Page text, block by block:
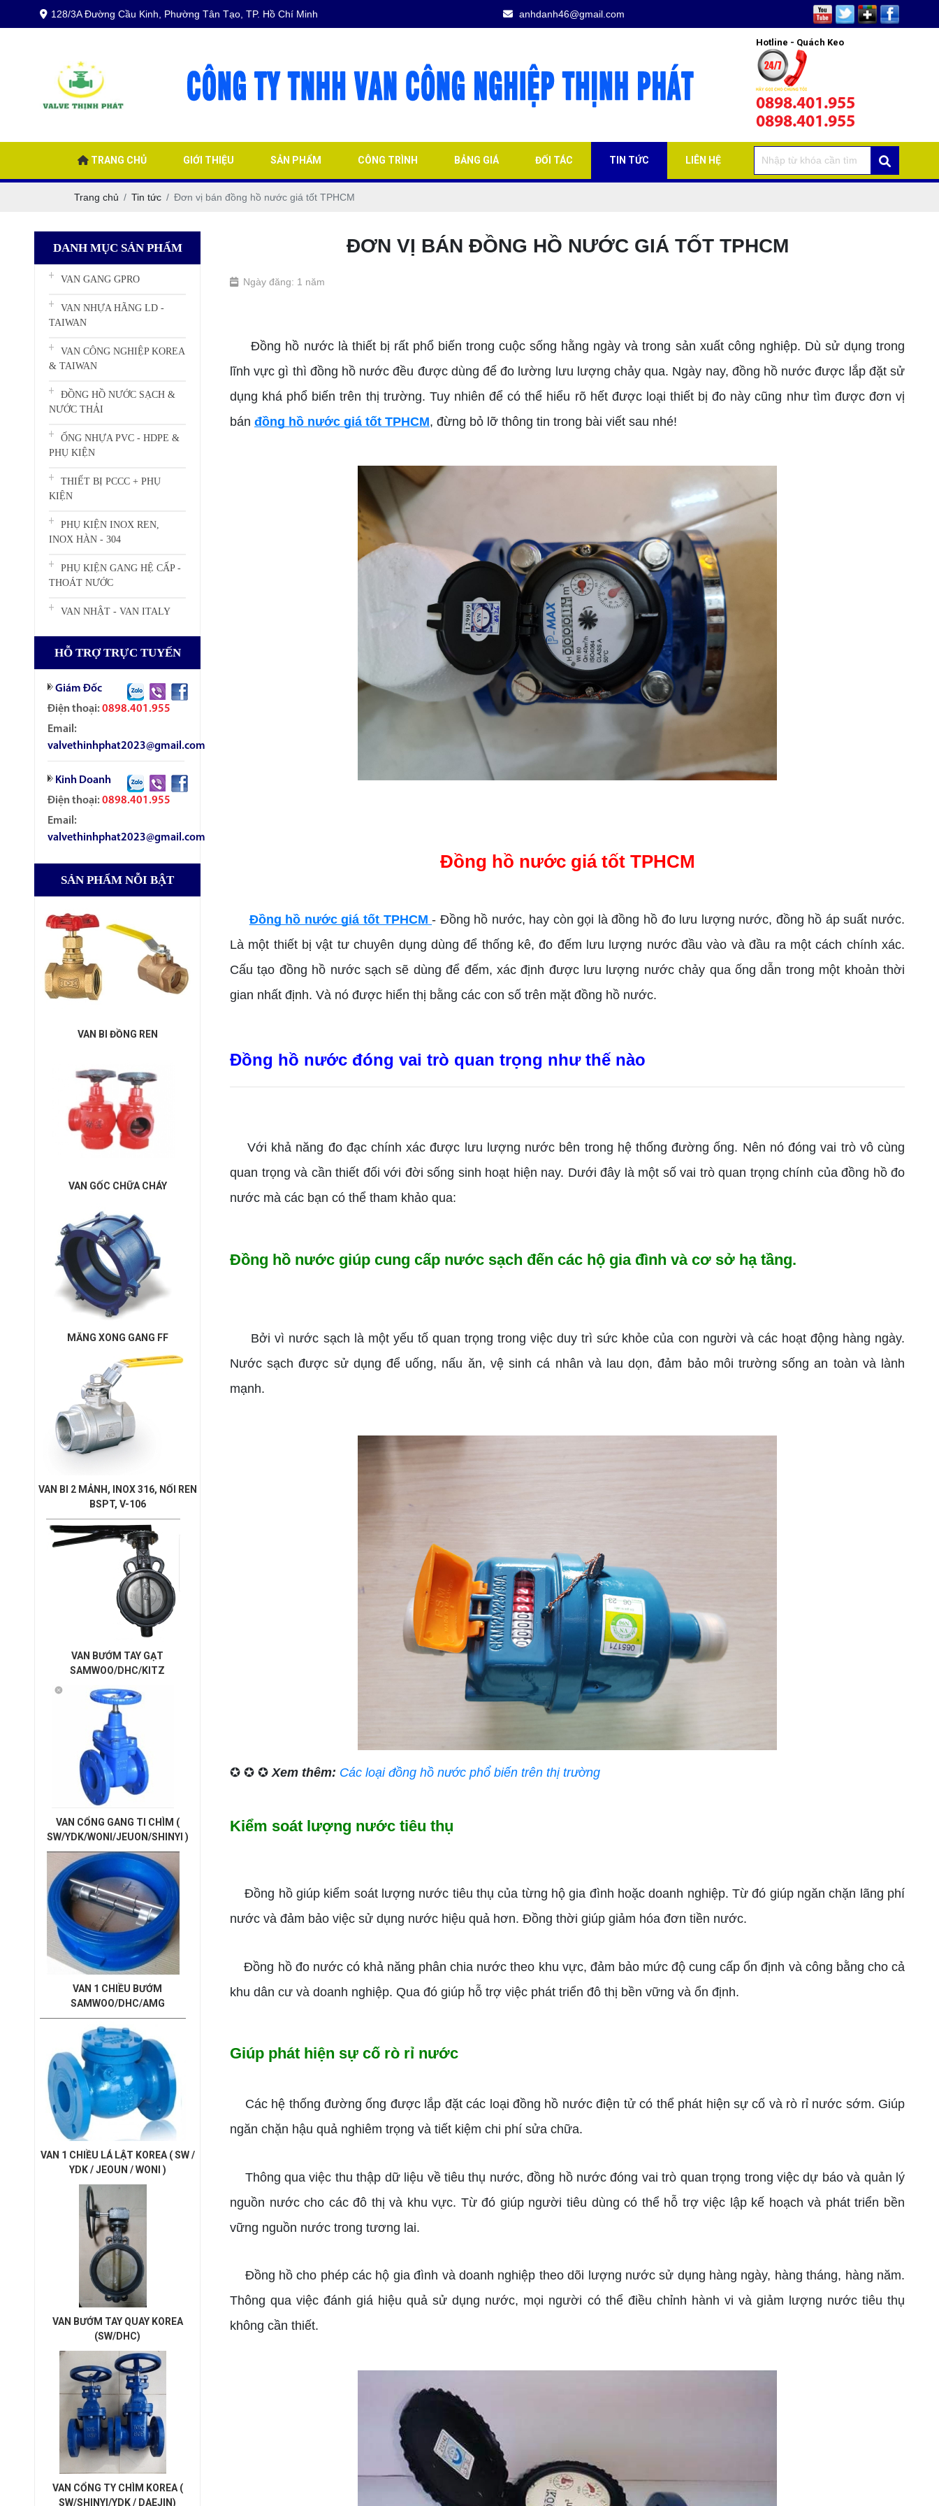
128/3A Đường Cầu Kinh, Phường Tân Tạo, TP. Hồ Chí Minh anhdanh46@gmail.com
Hotline - Quách Keo
0898.401.955
0898.401.955
TRANG CHỦ GIỚI THIỆU SẢN PHẨM CÔNG TRÌNH BẢNG GIÁ ĐỐI TÁC TIN TỨC LIÊN HỆ
Trang chủ Tin tức Đơn vị bán đồng hồ nước giá tốt TPHCM
DANH MỤC SẢN PHẨM
VAN GANG GPRO
VAN NHỰA HÃNG LD -
TAIWAN
VAN CÔNG NGHIỆP KOREA
& TAIWAN
ĐỒNG HỒ NƯỚC SẠCH &
NƯỚC THẢI
ỐNG NHỰA PVC - HDPE &
PHỤ KIỆN
THIẾT BỊ PCCC + PHỤ
KIỆN
PHỤ KIỆN INOX REN,
INOX HÀN - 304
PHỤ KIỆN GANG HỆ CẤP -
THOÁT NƯỚC
VAN NHẬT - VAN ITALY
HỖ TRỢ TRỰC TUYẾN
Giám Đốc
Điện thoại: 0898.401.955
Email:
valvethinhphat2023@gmail.com
Kinh Doanh
Điện thoại: 0898.401.955
Email:
valvethinhphat2023@gmail.com
SẢN PHẨM NỖI BẬT
VAN BI ĐỒNG REN
VAN GỐC CHỮA CHÁY
MĂNG XONG GANG FF
VAN BI 2 MẢNH, INOX 316, NỐI REN
BSPT, V-106
VAN BƯỚM TAY GẠT
SAMWOO/DHC/KITZ
VAN CỔNG GANG TI CHÌM (
SW/YDK/WONI/JEUON/SHINYI )
VAN 1 CHIỀU BƯỚM
SAMWOO/DHC/AMG
VAN 1 CHIỀU LÁ LẬT KOREA ( SW /
YDK / JEOUN / WONI )
VAN BƯỚM TAY QUAY KOREA
(SW/DHC)
VAN CỔNG TY CHÌM KOREA (
SW/SHINYI/YDK / DAEJIN)
ĐƠN VỊ BÁN ĐỒNG HỒ NƯỚC GIÁ TỐT TPHCM
Ngày đăng: 1 năm
Đồng hồ nước là thiết bị rất phổ biến trong cuộc sống hằng ngày và trong sản xuất công nghiệp. Dù sử dụng trong
lĩnh vực gì thì đồng hồ nước đều được dùng để đo lường lưu lượng chảy qua. Ngày nay, đồng hồ nước được lắp đặt sử
dụng khá phổ biến trên thị trường. Tuy nhiên để có thể hiểu rõ hết được loại thiết bị đo này cũng như tìm được đơn vị
bán đồng hồ nước giá tốt TPHCM, đừng bỏ lỡ thông tin trong bài viết sau nhé!
Đồng hồ nước giá tốt TPHCM
Đồng hồ nước giá tốt TPHCM- Đồng hồ nước, hay còn gọi là đồng hồ đo lưu lượng nước, đồng hồ áp suất nước.
Là một thiết bị vật tư chuyên dụng dùng để thống kê, đo đếm lưu lượng nước đầu vào và đầu ra một cách chính xác.
Cấu tạo đồng hồ nước sạch sẽ dùng để đếm, xác định được lưu lượng nước chảy qua ống dẫn trong một khoản thời
gian nhất định. Và nó được hiển thị bằng các con số trên mặt đồng hồ nước.
Đồng hồ nước đóng vai trò quan trọng như thế nào
Với khả năng đo đạc chính xác được lưu lượng nước bên trong hệ thống đường ống. Nên nó đóng vai trò vô cùng
quan trọng và cần thiết đối với đời sống sinh hoạt hiện nay. Dưới đây là một số vai trò quan trọng chính của đồng hồ đo
nước mà các bạn có thể tham khảo qua:
Đồng hồ nước giúp cung cấp nước sạch đến các hộ gia đình và cơ sở hạ tầng.
Bởi vì nước sạch là một yếu tố quan trọng trong việc duy trì sức khỏe của con người và các hoạt động hàng ngày.
Nước sạch được sử dụng để uống, nấu ăn, vệ sinh cá nhân và lau dọn, đảm bảo môi trường sống an toàn và lành
mạnh.
✪ ✪ ✪ Xem thêm: Các loại đồng hồ nước phổ biến trên thị trường
Kiểm soát lượng nước tiêu thụ
Đồng hồ giúp kiểm soát lượng nước tiêu thụ của từng hộ gia đình hoặc doanh nghiệp. Từ đó giúp ngăn chặn lãng phí
nước và đảm bảo việc sử dụng nước hiệu quả hơn. Đồng thời giúp giảm hóa đơn tiền nước.
Đồng hồ đo nước có khả năng phân chia nước theo khu vực, đảm bảo mức độ cung cấp ổn định và công bằng cho cả
khu dân cư và doanh nghiệp. Qua đó giúp hỗ trợ việc phát triển đô thị bền vững và ổn định.
Giúp phát hiện sự cố rò rỉ nước
Các hệ thống đường ống được lắp đặt các loại đồng hồ nước điện tử có thể phát hiện sự cố và rò rỉ nước sớm. Giúp
ngăn chặn hậu quả nghiêm trọng và tiết kiệm chi phí sửa chữa.
Thông qua việc thu thập dữ liệu về tiêu thụ nước, đồng hồ nước đóng vai trò quan trọng trong việc dự báo và quản lý
nguồn nước cho các đô thị và khu vực. Từ đó giúp người tiêu dùng có thể hỗ trợ việc lập kế hoạch và phát triển bền
vững nguồn nước trong tương lai.
Đồng hồ cho phép các hộ gia đình và doanh nghiệp theo dõi lượng nước sử dụng hàng ngày, hàng tháng, hàng năm.
Thông qua việc đánh giá hiệu quả sử dụng nước, mọi người có thể điều chỉnh hành vi và giảm lượng nước tiêu thụ
không cần thiết.